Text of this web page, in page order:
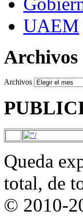
UAEM
Archivos
Archivos
Queda
total, de
© 2010-